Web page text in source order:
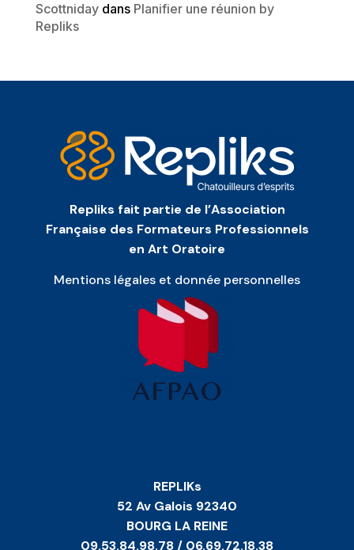
Scottnidaydans Planifier une réunion by
Repliks
Repliks fait partie de l’Association
Française des Formateurs Professionnels
en Art Oratoire
Mentions légales et donnée personnelles
REPLIKs
52 Av Galois 92340
BOURG LA REINE
09.53.84.98.78 / 06.69.72.18.38